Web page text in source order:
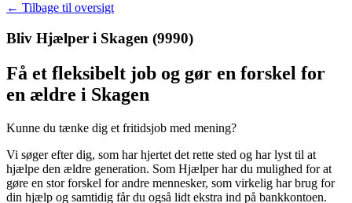
← Tilbage til oversigt
Bliv Hjælper i Skagen (9990)
Få et fleksibelt job og gør en forskel for
en ældre i Skagen
Kunne du tænke dig et fritidsjob med mening?
Vi søger efter dig, som har hjertet det rette sted og har lyst til at
hjælpe den ældre generation. Som Hjælper har du mulighed for at
gøre en stor forskel for andre mennesker, som virkelig har brug for
din hjælp og samtidig får du også lidt ekstra ind på bankkontoen.